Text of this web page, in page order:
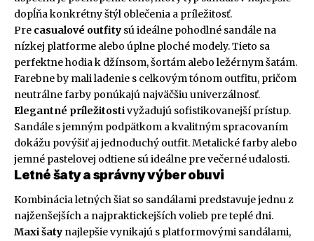
dopĺňa konkrétny štýl oblečenia a príležitosť.
Pre casualové outfity sú ideálne pohodlné sandále na
nízkej platforme alebo úplne ploché modely. Tieto sa
perfektne hodia k džínsom, šortám alebo ležérnym šatám.
Farebne by mali ladenie s celkovým tónom outfitu, pričom
neutrálne farby ponúkajú najväčšiu univerzálnosť.
Elegantné príležitostivyžadujú sofistikovanejší prístup.
Sandále s jemným podpätkom a kvalitným spracovaním
dokážu povýšiť aj jednoduchý outfit. Metalické farby alebo
jemné pastelovej odtiene sú ideálne pre večerné udalosti.
Letné šaty a správny výber obuvi
Kombinácia letných šiat so sandálami predstavuje jednu z
najženšejších a najpraktickejších volieb pre teplé dni.
Maxi šaty najlepšie vynikajú s platformovými sandálami,